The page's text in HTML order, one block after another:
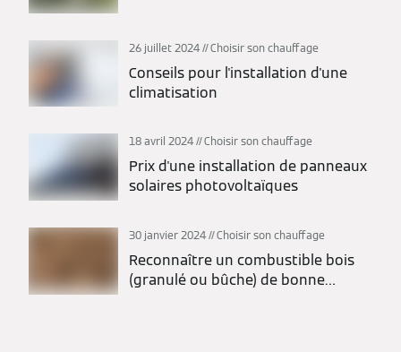
26 juillet 2024 Choisir son chauffage
Conseils pour l'installation d'une
climatisation
18 avril 2024 Choisir son chauffage
Prix d'une installation de panneaux
solaires photovoltaïques
30 janvier 2024 Choisir son chauffage
Reconnaître un combustible bois
(granulé ou bûche) de bonne